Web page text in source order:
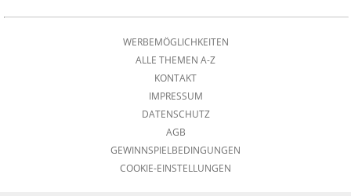
WERBEMÖGLICHKEITEN
ALLE THEMEN A-Z
KONTAKT
IMPRESSUM
DATENSCHUTZ
AGB
GEWINNSPIELBEDINGUNGEN
COOKIE-EINSTELLUNGEN